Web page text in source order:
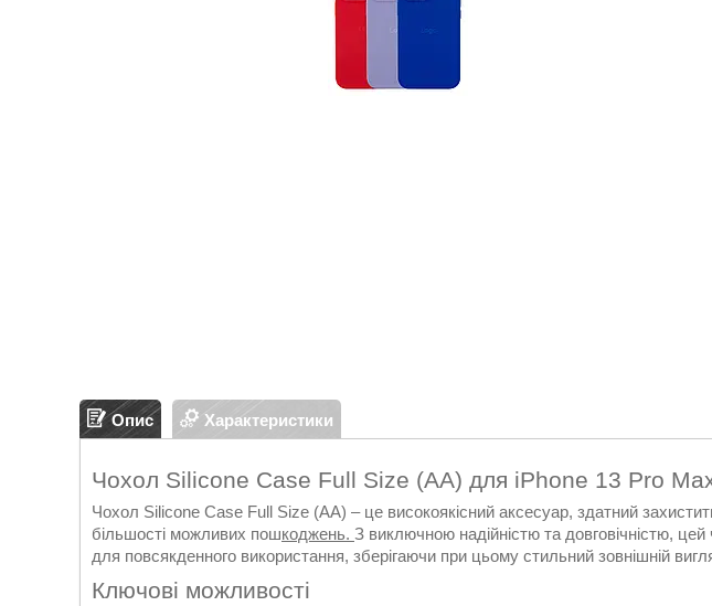
Опис Характеристики
Чохол Silicone Case Full Size (AA) для iPhone 13 Pro
Чохол Silicone Case Full Size (AA) – це високоякісний аксесуар, здатний
більшості можливих пошкоджень. З виключною надійністю та довговічністю,
для повсякденного використання, зберігаючи при цьому стильний зовнішній
Ключові можливості